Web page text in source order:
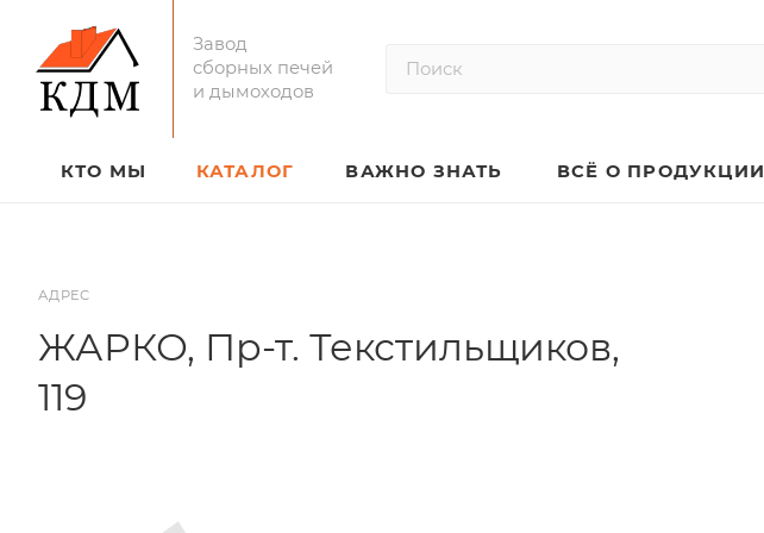
Завод
сборных печей
и дымоходов
КТО МЫ КАТАЛОГ ВАЖНО ЗНАТЬ ВСЁ О ПРОДУКЦИИ
АДРЕС
ЖАРКО, Пр-т. Текстильщиков,
119